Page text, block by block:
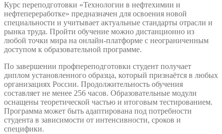
Курс переподготовки «Технологии в нефтехимии и
нефтепереработке» предназначен для освоения новой
специальности и учитывает актуальные стандарты отрасли и
рынка труда. Пройти обучение можно дистанционно из
любой точки мира на онлайн-платформе с неограниченным
доступом к образовательной программе.
По завершении профпереподготовки студент получает
диплом установленного образца, который признаётся в любых
организациях России. Продолжительность обучения
составляет не менее 256 часов. Образовательные модули
оснащены теоретической частью и итоговым тестированием.
Программа может быть адаптирована под потребности
студента в зависимости от интенсивности, сроков и
специфики.